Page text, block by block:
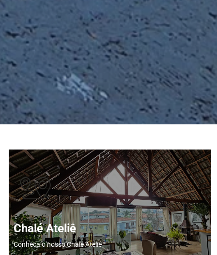
Chalé Ateliê
Conheça o nosso Chalé Ateliê